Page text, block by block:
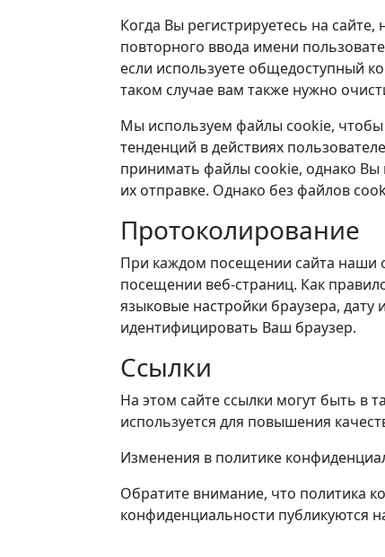
Когда Вы регистрируетесь на
повторного ввода имени
если используете общедоступный
таком случае вам также нужно
Мы используем файлы cookie, чтобы
тенденций в действиях
принимать файлы cookie, однако Вы
их отправке. Однако без файлов
Протоколирование
При каждом посещении сайта наши
посещении веб-страниц. Как
языковые настройки браузера,
идентифицировать Ваш браузер.
Ссылки
На этом сайте ссылки могут быть в
используется для повышения
Изменения в политике
Обратите внимание, что политика
конфиденциальности публикуются